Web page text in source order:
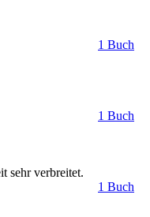
1 Buch
1 Buch
sehr verbreitet.
1 Buch